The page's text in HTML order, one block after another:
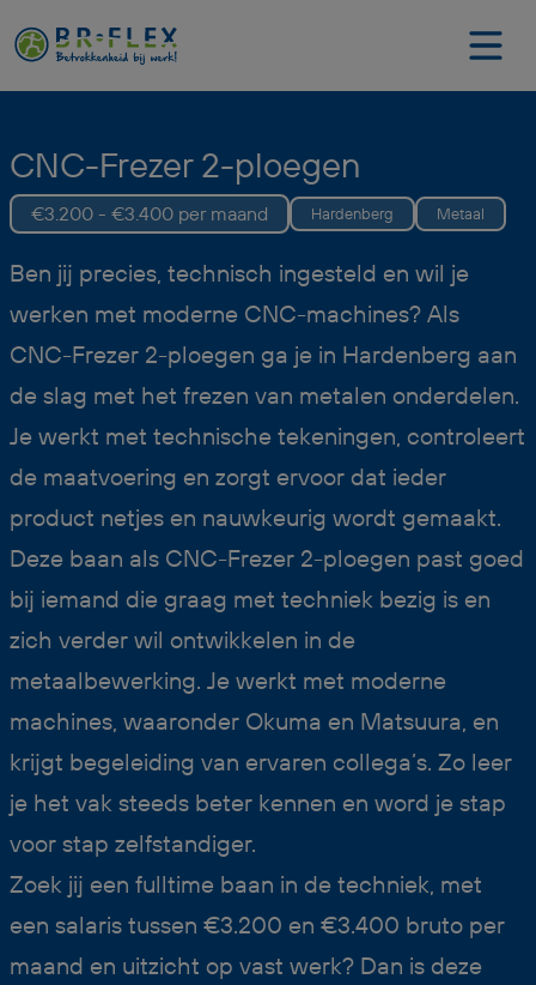
CNC-Frezer 2-ploegen
€3.200 - €3.400 per maand Hardenberg Metaal
Ben jij precies, technisch ingesteld en wil je
werken met moderne CNC-machines? Als
CNC-Frezer 2-ploegen ga je in Hardenberg aan
de slag met het frezen van metalen onderdelen.
Je werkt met technische tekeningen, controleert
de maatvoering en zorgt ervoor dat ieder
product netjes en nauwkeurig wordt gemaakt.
Deze baan als CNC-Frezer 2-ploegen past goed
bij iemand die graag met techniek bezig is en
zich verder wil ontwikkelen in de
metaalbewerking. Je werkt met moderne
machines, waaronder Okuma en Matsuura, en
krijgt begeleiding van ervaren collega’s. Zo leer
je het vak steeds beter kennen en word je stap
voor stap zelfstandiger.
Zoek jij een fulltime baan in de techniek, met
een salaris tussen €3.200 en €3.400 bruto per
maand en uitzicht op vast werk? Dan is deze